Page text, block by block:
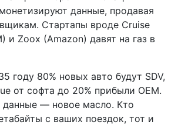
данные, продавая
Стартапы вроде Cruise
и Zoox (Amazon) давят на газ в
году 80% новых авто будут SDV,
от софта до 20% прибыли OEM.
данные — новое масло. Кто
с ваших поездок, тот и